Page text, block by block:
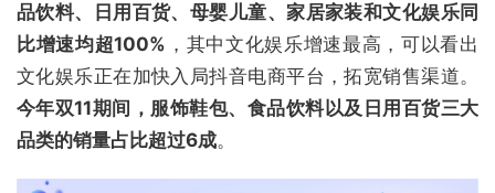
品饮料、日用百货、母婴儿童、家居家装和文化娱乐同
比增速均超100% ，其中文化娱乐增速最高，可以看出
文化娱乐正在加快入局抖音电商平台，拓宽销售渠道。
今年双11期间，服饰鞋包、食品饮料以及日用百货三大
品类的销量占比超过6成。